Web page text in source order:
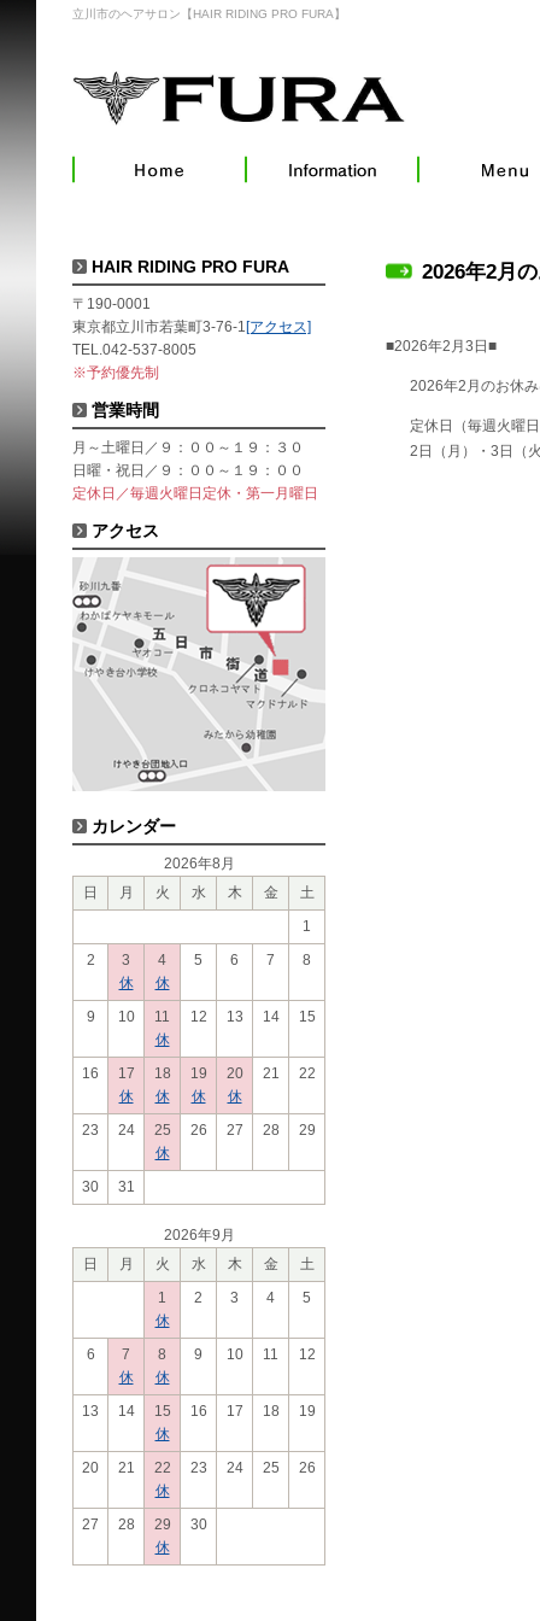
立川市のヘアサロン【HAIR RIDING PRO FURA】
2026年2月
■2026年2月3日■
2026年2月のお休
定休日（毎週火曜
2日（月）・3日（
HAIR RIDING PRO FURA
〒190-0001
東京都立川市若葉町3-76-1 [アクセス]
TEL.042-537-8005
※予約優先制
営業時間
月～土曜日／９：００～１９：３０
日曜・祝日／９：００～１９：００
定休日／毎週火曜日定休・第一月曜日
アクセス
カレンダー
2026年8月
日
月 火 水 木 金
土
1
2
3
休
4
休
5 6 7 8
9 10
11
休
12 13 14 15
16
17
休
18
休
19
休
20
休
21 22
23 24
25
休
26 27 28 29
30 31
2026年9月
日
月 火 水 木 金
土
1
休
2 3 4 5
6
7
休
8
休
9 10 11 12
13 14
15
休
16 17 18 19
20 21
22
休
23 24 25 26
27 28
29
休
30